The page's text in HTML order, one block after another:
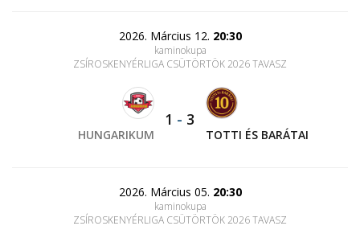
2026. Március 12. 20:30
kaminokupa
ZSÍROSKENYÉRLIGA CSÜTÖRTÖK 2026 TAVASZ
HUNGARIKUM
1 - 3
TOTTI ÉS BARÁTAI
2026. Március 05. 20:30
kaminokupa
ZSÍROSKENYÉRLIGA CSÜTÖRTÖK 2026 TAVASZ